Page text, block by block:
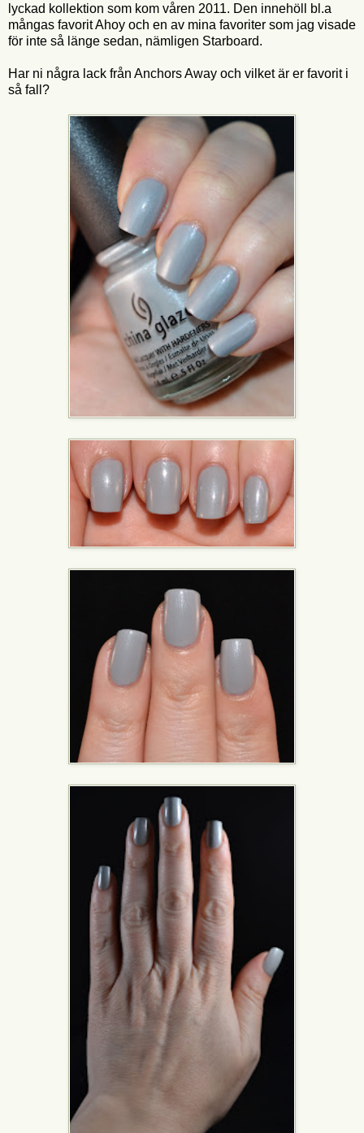
lyckad kollektion som kom våren 2011. Den innehöll bl.a
mångas favorit Ahoy och en av mina favoriter som jag visade
för inte så länge sedan, nämligen Starboard.
Har ni några lack från Anchors Away och vilket är er favorit i
så fall?